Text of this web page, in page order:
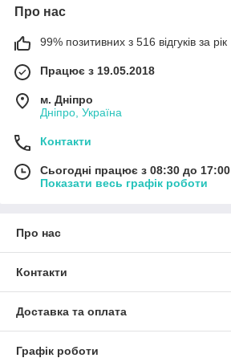
Про нас
99% позитивних з 516 відгуків за рік
Працює з 19.05.2018
м. Дніпро
Дніпро, Україна
Контакти
Сьогодні працює з 08:30 до 17:00
Показати весь графік роботи
Про нас
Контакти
Доставка та оплата
Графік роботи